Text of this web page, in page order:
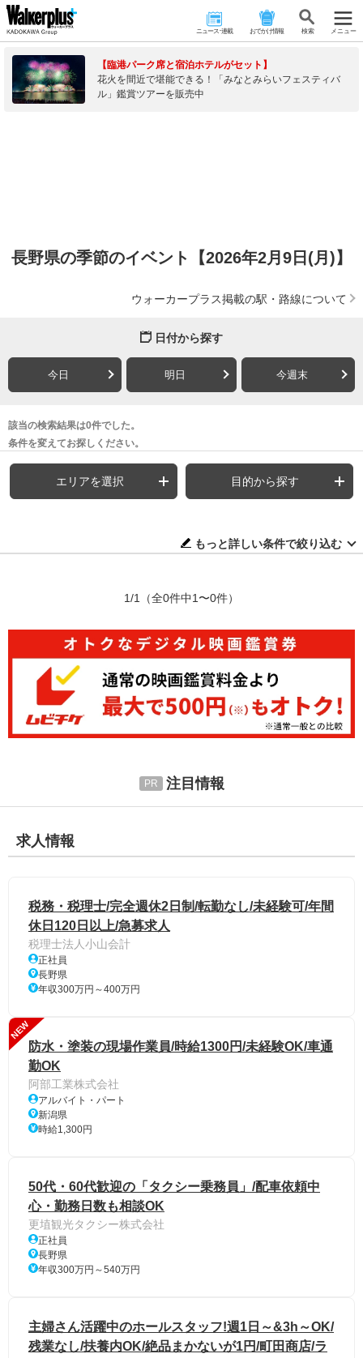
ニュース･連載 おでかけ情報 検 索 メニュー
【臨港パーク席と宿泊ホテルがセット】
花火を間近で堪能できる！「みなとみらいフェスティバ
ル」鑑賞ツアーを販売中
長野県の季節のイベント【2026年2月9日(月)】
ウォーカープラス掲載の駅・路線について
日付から探す
今日 明日 今週末
該当の検索結果は0件でした。
条件を変えてお探しください。
エリアを選択 目的から探す
もっと詳しい条件で絞り込む
1/1 （全0件中1〜0件）
注目情報
求人情報
税務・税理士/完全週休2日制/転勤なし/未経験可/年間
休日120日以上/急募求人
税理士法人小山会計
正社員
長野県
年収300万円～400万円
NEW
防水・塗装の現場作業員/時給1300円/未経験OK/車通
勤OK
阿部工業株式会社
アルバイト・パート
新潟県
時給1,300円
50代・60代歓迎の「タクシー乗務員」/配車依頼中
心・勤務日数も相談OK
更埴観光タクシー株式会社
正社員
長野県
年収300万円～540万円
主婦さん活躍中のホールスタッフ!週1日～&3h～OK/
残業なし/扶養内OK/絶品まかないが1円/町田商店/ラ